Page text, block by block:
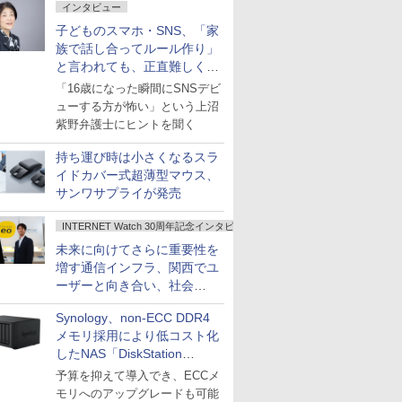
インタビュー
子どものスマホ・SNS、「家
族で話し合ってルール作り」
と言われても、正直難しくな
いですか？
「16歳になった瞬間にSNSデビ
ューする方が怖い」という上沼
紫野弁護士にヒントを聞く
持ち運び時は小さくなるスラ
イドカバー式超薄型マウス、
サンワサプライが発売
INTERNET Watch 30周年記念インタビュー
未来に向けてさらに重要性を
増す通信インフラ、関西でユ
ーザーと向き合い、社会
の“あたらしい”を起動し続け
る～オプテージ
Synology、non-ECC DDR4
メモリ採用により低コスト化
したNAS「DiskStation
neo+」シリーズ
予算を抑えて導入でき、ECCメ
モリへのアップグレードも可能